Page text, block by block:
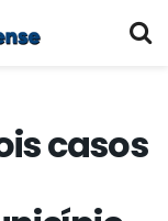
casos